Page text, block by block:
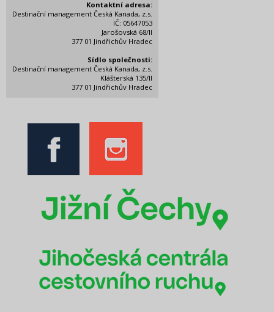
Kontaktní adresa:
Destinační management Česká Kanada, z.s.
IČ: 05647053
Jarošovská 68/II
377 01 Jindřichův Hradec
Sídlo společnosti:
Destinační management Česká Kanada, z.s.
Klášterská 135/II
377 01 Jindřichův Hradec